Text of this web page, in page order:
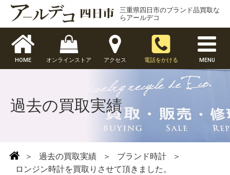
三重県四日市のブランド品買取な
らアールデコ
HOME オンラインストア アクセス 電話をかける MENU
過去の買取実績
＞ 過去の買取実績 ＞ ブランド時計
＞
ロンジン時計を買取りさせて頂きました。